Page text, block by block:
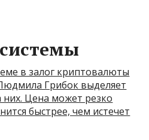
в залог криптовалюты
Грибок выделяет
Цена может резко
быстрее, чем истечет